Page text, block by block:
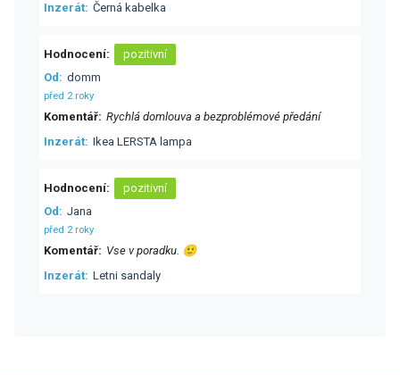
Inzerát Černá kabelka
Hodnocení
pozitivní
Od
domm
před 2 roky
Komentář Rychlá domlouva a bezproblémové předání
Inzerát Ikea LERSTA lampa
Hodnocení
pozitivní
Od
Jana
před 2 roky
Komentář
Vse v poradku. 🙂
Inzerát Letni sandaly